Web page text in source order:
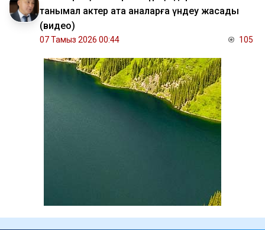
танымал актер ата аналарға үндеу жасады
(видео)
07 Тамыз 2026 00:44 105